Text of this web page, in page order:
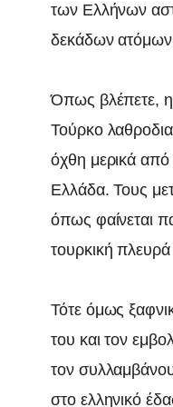
των Ελλήνων
δεκάδων
Όπως βλέπετε, η
Τούρκο
όχθη μερικά
Ελλάδα. Τους
όπως φαίνεται
τουρκική πλευρά
Τότε όμως
του και τον
τον
στο ελληνικό